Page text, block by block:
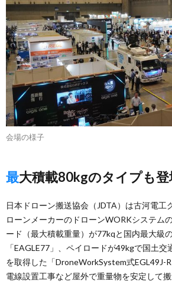
会場の様子
最大積載80kgのタイプも
日本ドローン搬送協会（JDTA）は古河電工
ローンメーカーのドローンWORKシステム
ード（最大積載重量）が77kqと国内最大級
「EAGLE77」、ペイロードが49kgで国土
を取得した「DroneWorkSystem式EGL49J-
電線設置工事など屋外で重量物を安定して